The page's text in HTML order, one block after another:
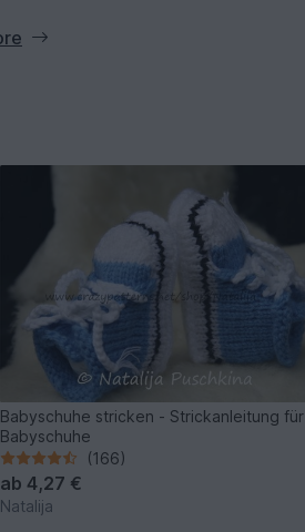
Babyschuhe stricken - Strickanleitung für
Babyschuhe
(166)
ab4,27 €
Natalija